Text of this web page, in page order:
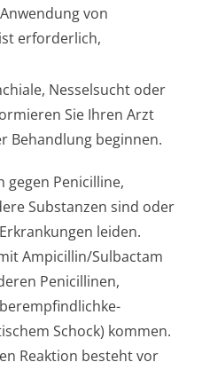
von
erforderlich,
Nesselsucht oder
Sie Ihren Arzt
Behandlung beginnen.
gegen Penicilline,
Substanzen sind oder
leiden.
Ampicillin/Sul­bactam
Penicillinen,
Schock) kommen.
Reaktion besteht vor